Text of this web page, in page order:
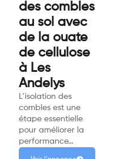
des combles
au sol avec
de la ouate
de cellulose
à Les
Andelys
L’isolation des
combles est une
étape essentielle
pour améliorer la
performance…